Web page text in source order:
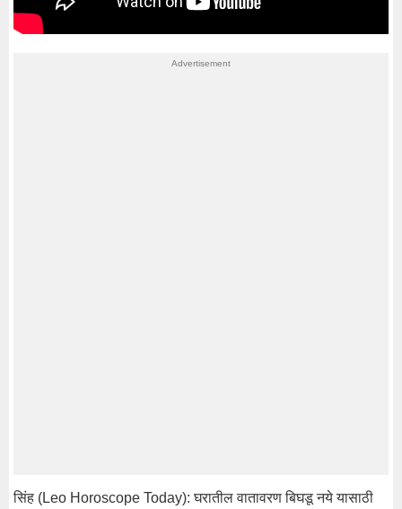
सिंह (Leo Horoscope Today): घरातील वातावरण बिघडू नये यासाठी